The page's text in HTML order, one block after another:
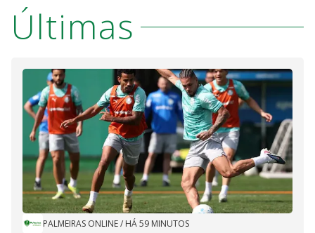
Últimas
PALMEIRAS ONLINE/ HÁ 59 MINUTOS